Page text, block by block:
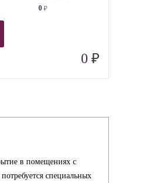
0 ₽
0 ₽
в помещениях с
специальных